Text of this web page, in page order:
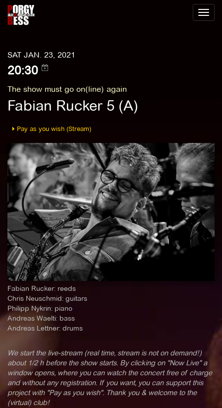
Toggle
SAT JAN. 23, 2021
20:30
The show must go on(line) again
Fabian Rucker 5 (A)
Pay as you wish (Stream)
Fabian Rucker: reeds
Chris Neuschmid: guitars
Philipp Nykrin: piano
Andreas Waelti: bass
Andreas Lettner: drums
We start the live-stream (real time, stream is not on demand!)
about 1/2 h before the show starts. By clicking on "Now Live" a
window opens, where you can watch the concert free of charge
and without any registration. If you want, you can support this
project with "Pay as you wish". Thank you & welcome to the
(virtual) club!